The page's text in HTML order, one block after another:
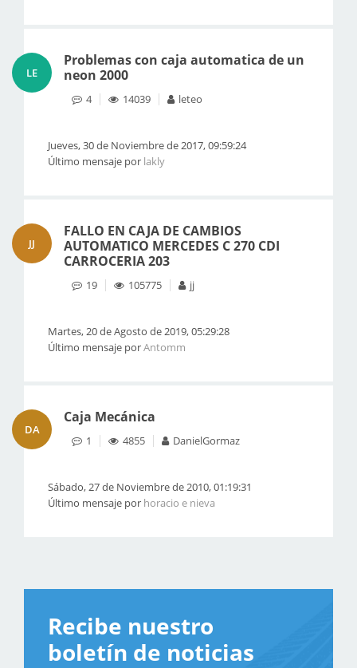
LE
Problemas con caja automatica de un
neon 2000
4 14039 leteo
Jueves, 30 de Noviembre de 2017, 09:59:24
Último mensaje por lakly
JJ
FALLO EN CAJA DE CAMBIOS
AUTOMATICO MERCEDES C 270 CDI
CARROCERIA 203
19 105775 jj
Martes, 20 de Agosto de 2019, 05:29:28
Último mensaje porAntomm
DA
Caja Mecánica
1 4855 DanielGormaz
Sábado, 27 de Noviembre de 2010, 01:19:31
Último mensaje por horacio e nieva
Recibe nuestro
boletín de noticias